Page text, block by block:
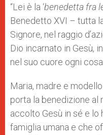
“Lei è la ‘benedetta fra
Benedetto XVI – tutta
Signore, nel raggio
Dio incarnato in Gesù,
nel suo cuore ogni
Maria, madre e
porta la benedizione al
accolto Gesù in sé e lo
famiglia umana e che